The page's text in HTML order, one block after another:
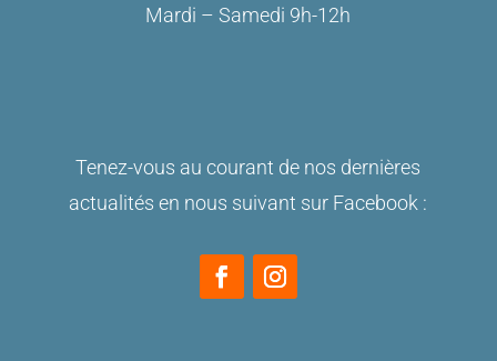
Mardi – Samedi 9h-12h
Tenez-vous au courant de nos dernières
actualités en nous suivant sur Facebook :